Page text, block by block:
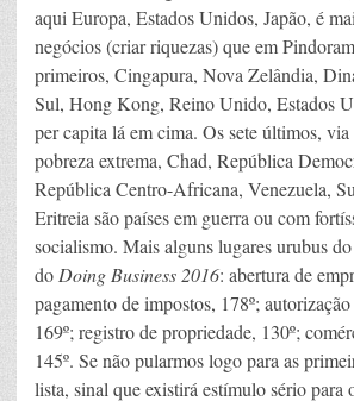
aqui Europa, Estados Unidos, Japão, é
negócios (criar riquezas) que em
primeiros, Cingapura, Nova Zelândia,
Sul, Hong Kong, Reino Unido, Estados
per capita lá em cima. Os sete últimos, via
pobreza extrema, Chad, República
República Centro-Africana, Venezuela,
Eritreia são países em guerra ou com
socialismo. Mais alguns lugares urubus
do Doing Business 2016: abertura de
pagamento de impostos, 178º;
169º; registro de propriedade, 130º;
145º. Se não pularmos logo para as
lista, sinal que existirá estímulo sério para